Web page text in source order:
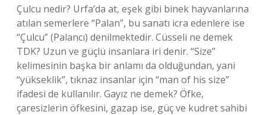
Çulcu nedir? Urfa’da at, eşek gibi binek hayvanlarına
atılan semerlere “Palan”, bu sanatı icra edenlere ise
“Çulcu” (Palancı) denilmektedir. Cüsseli ne demek
TDK? Uzun ve güçlü insanlara iri denir. “Size”
kelimesinin başka bir anlamı da olduğundan, yani
“yükseklik”, tıknaz insanlar için “man of his size”
ifadesi de kullanılır. Gayız ne demek? Öfke,
çaresizlerin öfkesini, gazap ise, güç ve kudret sahibi